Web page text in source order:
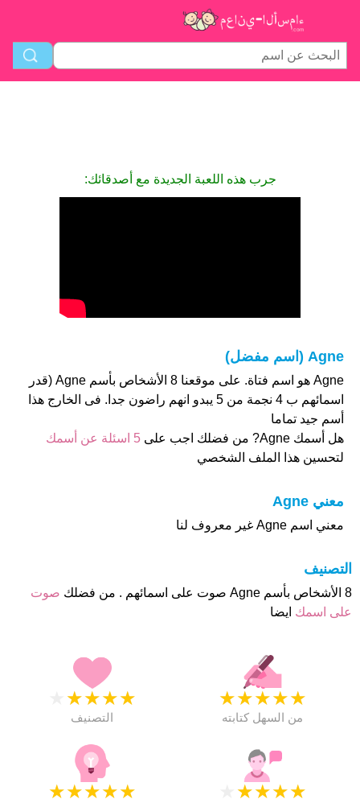
جرب هذه اللعبة الجديدة مع أصدقائك:
Agne (اسم مفضل)
Agne هو اسم فتاة. على موقعنا 8 الأشخاص بأسم Agne (قدر
اسمائهم ب 4 نجمة من 5 يبدو انهم راضون جدا. فى الخارج هذا
أسم جيد تماما
هل أسمك Agne? من فضلك اجب على
5 اسئلة عن أسمك
لتحسين هذا الملف الشخصي
معني Agne
معني اسم Agne غير معروف لنا
التصنيف
8 الأشخاص بأسم Agne صوت على اسمائهم . من فضلك
صوت
على اسمك ايضا
★
★
★
★
التصنيف
★
★
★
★
★
من السهل كتابته
★
★
★
★
★ ★
★
★
★